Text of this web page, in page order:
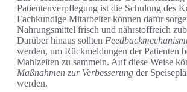
Patientenverpflegung ist die Schulung des
Fachkundige Mitarbeiter können dafür
Nahrungsmittel frisch und nährstoffreich
Darüber hinaus sollten
werden, um Rückmeldungen der Patienten
Mahlzeiten zu sammeln. Auf diese Weise
Maßnahmen zur Verbesserung der
werden.